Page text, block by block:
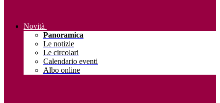
Novità
Panoramica
Le notizie
Le circolari
Calendario eventi
Albo online